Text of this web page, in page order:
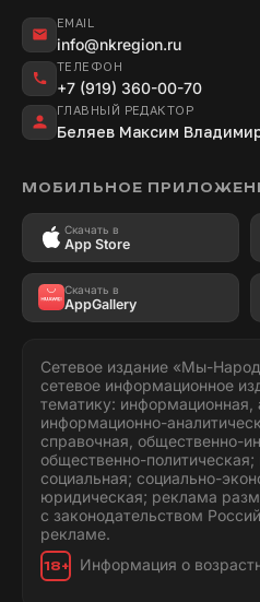
EMAIL
info@nkregion.ru
ТЕЛЕФОН
+7 (919) 360-00-70
ГЛАВНЫЙ РЕДАКТОР
Беляев Максим
МОБИЛЬНОЕ
Скачать в
App Store
Скачать в
AppGallery
Сетевое издание «Мы-
сетевое информационное
тематику: информационная,
информационно-
справочная, общественно-
общественно-политическая;
социальная; социально-
юридическая; реклама
с законодательством
рекламе.
18+ Информация о